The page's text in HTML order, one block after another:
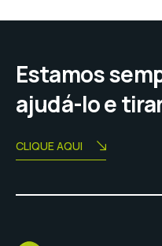
Estamos
ajudá-lo e
CLIQUE AQUI